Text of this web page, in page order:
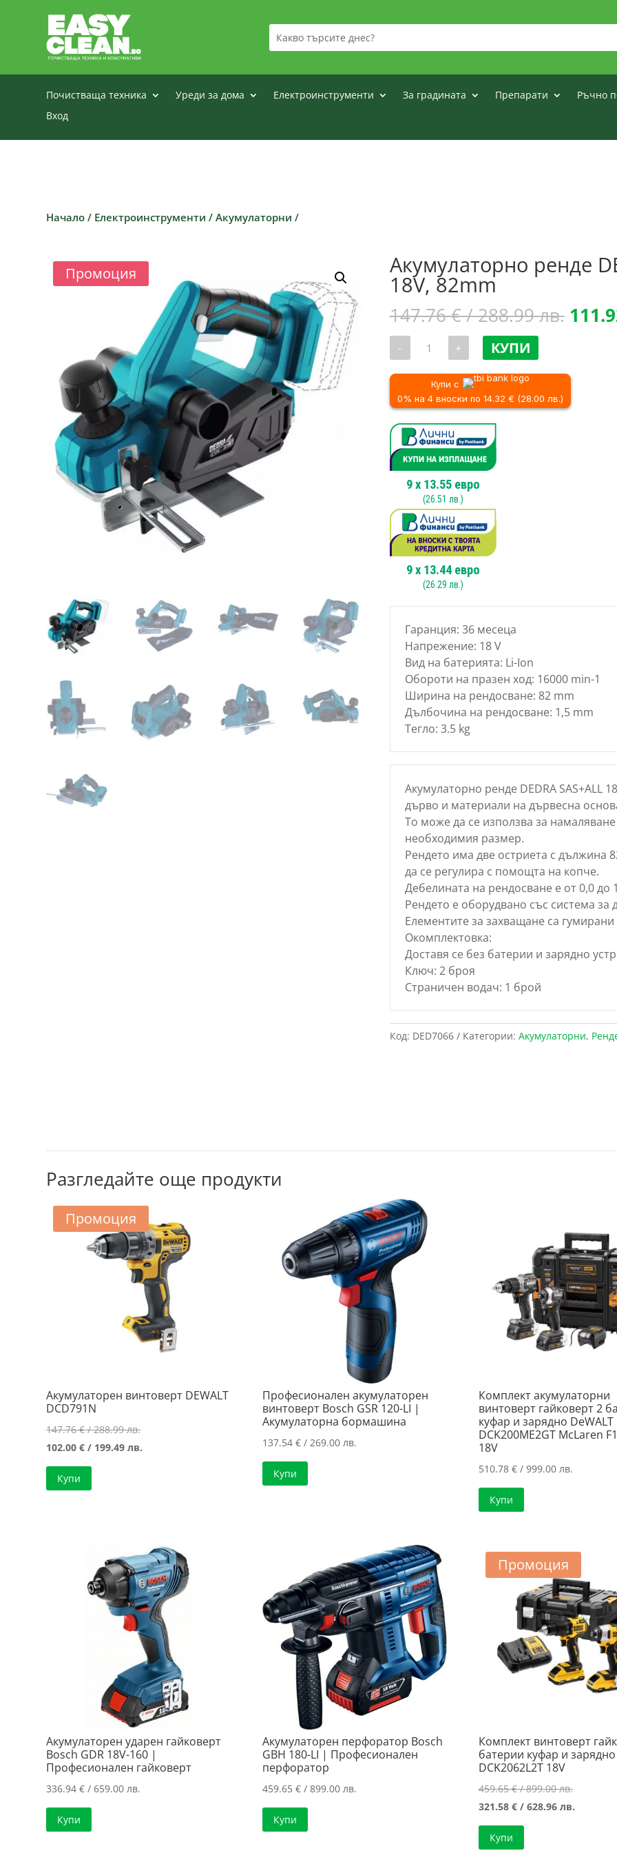
Почистваща техника Уреди за дома Електроинструменти За градината Препарати Ръчно
Вход
Начало / Електроинструменти /Акумулаторни /
Промоция Акумулаторно ренде
18V, 82mm
147.76€/ 288.99 лв.
/
- количество
Акумулаторно
ренде
DEDRA
DED7066
SAS+ALL,
82mm
+ КУПИ
Купи с
0% на 4 вноски по 14.32 € (28.00 лв.)
9x 13.55евро
(26.51 лв.)
9x 13.44евро
(26.29 лв.)
Гаранция: 36 месеца
Напрежение: 18 V
Вид на батерията: Li-Ion
Обороти на празен ход: 16000 min-1
Ширина на рендосване: 82 mm
Дълбочина на рендосване: 1,5 mm
Тегло: 3.5 kg
Акумулаторно ренде DEDRA SAS+ALL
дърво и материали на дървесна
То може да се използва за
необходимия размер.
Рендето има две остриета с
да се регулира с помощта на копче.
Дебелината на рендосване е от 0,0
Рендето е оборудвано със система за
Елементите за захващане са
Окомплектовка:
Доставя се без батерии и зарядно
Ключ: 2 броя
Страничен водач: 1 брой
Код: DED7066 Категории: Акумулаторни,
Разгледайте още продукти
Промоция
Акумулаторен винтоверт DEWALT
DCD791N
147.76€/ 288.99 лв.Original
price
102.00€ / 199.49 лв.
Купи
Професионален акумулаторен
винтоверт Bosch GSR 120-LI |
Акумулаторна бормашина
137.54€ / 269.00 лв.
Купи
Комплект акумулаторни
винтоверт гайковерт 2
куфар и зарядно DeWALT
DCK200ME2GT McLaren
18V
510.78 €/ 999.00 лв.
Купи
Акумулаторен ударен гайковерт
Bosch GDR 18V-160 |
Професионален гайковерт
336.94€ / 659.00 лв.
Купи
Акумулаторен перфоратор Bosch
GBH 180-LI | Професионален
перфоратор
459.65€ / 899.00 лв.
Купи
Промоция
Комплект винтоверт
батерии куфар и зарядно
DCK2062L2T 18V
459.65€/ 899.00 лв.Original
price
321.58 €/ 628.96 лв.Текущата
Купи